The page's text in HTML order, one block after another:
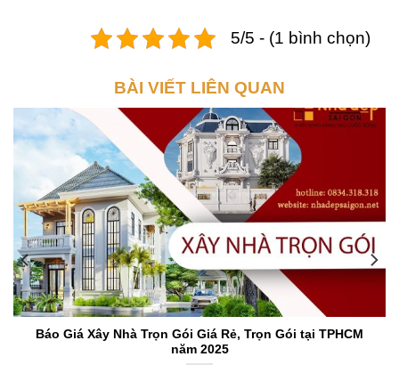
5/5 - (1 bình chọn)
BÀI VIẾT LIÊN QUAN
Báo Giá Xây Nhà Trọn Gói Giá Rẻ, Trọn Gói tại TPHCM
năm 2025